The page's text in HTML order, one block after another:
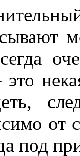
от
под